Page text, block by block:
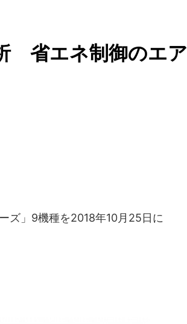
省エネ制御のエア
ズ」9機種を2018年10月25日に